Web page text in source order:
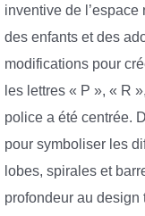
inventive de
des enfants et des
modifications pour
les lettres « P », « R
police a été centrée.
pour symboliser les
lobes, spirales et
profondeur au design